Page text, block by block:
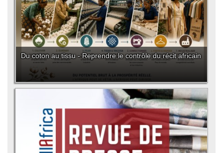
Du coton au tissu - Reprendre le contrôle du récit africain